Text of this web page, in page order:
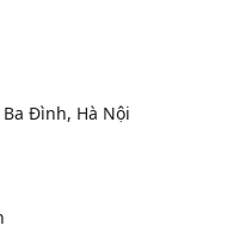
Đình, Hà Nội